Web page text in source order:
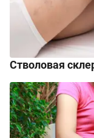
Стволовая